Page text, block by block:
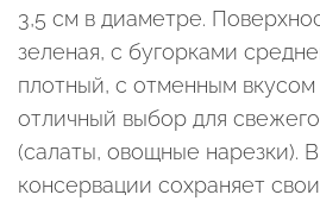
3,5 см в диаметре.
зеленая, с бугорками
плотный, с отменным вкусом
отличный выбор для
(салаты, овощные нарезки).
консервации сохраняет